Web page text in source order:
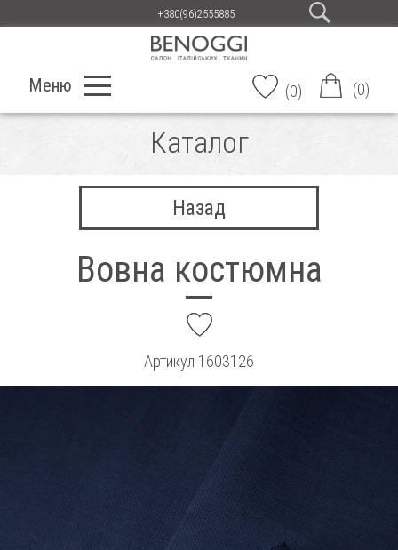
+380(96)2555885
Меню (0) (0)
Каталог
Назад
Вовна костюмна
Артикул 1603126